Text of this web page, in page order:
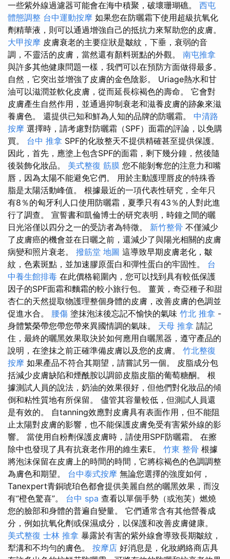
一些紫外線過濾器可能會在海中積聚，破壞珊瑚礁。 西屯
體態調整 台中運動按摩 如果您在防曬霜下使用超級抗氧化
劑精華液，則可以通過增強自己的抵抗力來幫助您的皮膚。
大甲按摩 皮膚衰老的主要症狀是皺紋，下垂，衰弱的音
調，不靈活的皮膚，當然還有顏料斑點的外觀。 南屯推拿
與許多其他健康問題一樣，我們可以在預防方面做得最多。
自然，它突出並增強了皮膚的金色陰影。 Uriage熱水和甘
油可以滋潤並軟化皮膚，從而延長棕褐色的壽命。 它會對
皮膚產生自然作用，並通過抑制衰老和滋養皮膚的跡象來滋
養膚色。 還提供已知和鮮為人知的品牌的防曬霜。 中清路
按摩 選擇時，請考慮對防曬霜（SPF）面霜的評論，以免購
買。 台中 推拿 SPF的化妝整天不提供精確甚至提供保護。
因此，首先，應塗上包含SPF的面霜，剩下幾分鐘，然後隨
後裝飾化妝品。 美式整復 筋膜 您不能剝奪您的注意力和嘴
唇，因為太陽不能避免它們。 用於主動護理唇皮的特殊香
脂是太陽活動峰值。 根據最近的一項代表性研究，全年只
有8％的匈牙利人口使用防曬霜，夏季只有43％的人對此進
行了調查。 宣誓書和凱倫博士的研究表明，時鐘之間的曬
日光浴僅以四分之一的受訪者為特徵。 新竹整骨 不僅減少
了皮膚癌的機會並在日曬之前，還減少了與陽光相關的皮膚
病變和照片衰老。 撥筋堂 地圖 這導致早期皮膚老化，皺
紋，色素斑點，並加速膠原蛋白和彈性蛋白的牢固性。 台
中養生館排毒 在此價格範圍內，您可以找到具有較低保護
因子的SPF面霜和麵霜的較小旅行包。 薑黃，奇亞種子和甜
杏仁的天然提取物護理整個身體的皮膚，改善皮膚的色調並
促進水合。 腰傷 塗抹泡沫後忘記不愉快的氣味 竹北 推拿 -
身體繁榮帶您帶您帶來異國情調的氣味。 天母 推拿 請記
住，最終的曬黑效果取決於如何應用自曬黑器，遵守產品的
說明，在塗抹之前正確準備皮膚以及您的皮膚。 竹北整復
按摩 如果產品不符合其期望，請嘗試另一個。 皮脂成分包
括減少皮膚缺陷和煙酰胺以調節皮脂皮脂的葡萄糖酮。 根
據測試人員的說法，奶油的效果很好，但他們對化妝品的傾
倒和粘性質地有所保留。 儘管其容量較低，但測試人員還
是有效的。 自tanning效應對皮膚具有表面作用，但不能阻
止太陽對皮膚的影響，也不能保護皮膚免受有害紫外線的影
響。 當使用自粉劑保護皮膚時，請使用SPF防曬霜。 在擦
除中也發現了具有抗衰老作用的維生素E。 竹東 整骨 根據
將泡沫保留在皮膚上的時間的時間，它將棕褐色的色調調整
為膚色和期望。 台中泰式按摩 無論您選擇的強度如何，
Tanexpert青銅琥珀色都會提供美麗自然的曬黑效果，而沒
有“橙色驚喜”。 台中 spa 查看以單個手勢（或泡芙）燃燒
您的臉部和身體的普遍自變量。 它們通常含有其他營養成
分，例如抗氧化劑或保濕成分，以保護和改善皮膚健康。
美式整復 士林 推拿 暴露於有害的紫外線會導致長期皺紋，
犁溝和不均勻的膚色。 按摩店 好消息是，化妝網絡商店具